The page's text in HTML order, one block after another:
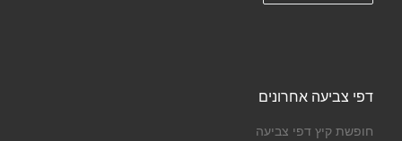
דפי צביעה אחרונים
חופשת קיץ דפי צביעה